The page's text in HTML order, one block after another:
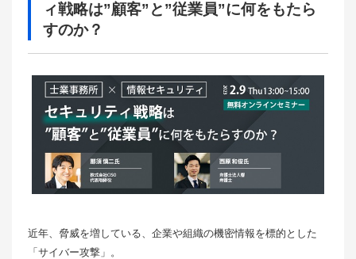
ィ戦略は”顧客”と”従業員”に何をもたら
すのか？
近年、脅威を増している、企業や組織の機密情報を標的とした
「サイバー攻撃」。